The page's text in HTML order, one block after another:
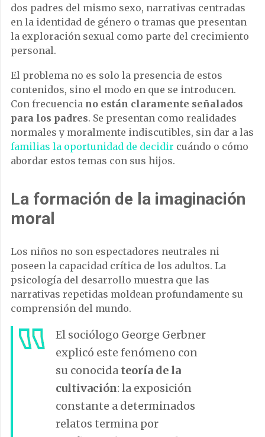
dos padres del mismo sexo, narrativas centradas
en la identidad de género o tramas que presentan
la exploración sexual como parte del crecimiento
personal.
El problema no es solo la presencia de estos
contenidos, sino el modo en que se introducen.
Con frecuencia no están claramente señalados
para los padres. Se presentan como realidades
normales y moralmente indiscutibles, sin dar a las
familias la oportunidad de decidir cuándo o cómo
abordar estos temas con sus hijos.
La formación de la imaginación
moral
Los niños no son espectadores neutrales ni
poseen la capacidad crítica de los adultos. La
psicología del desarrollo muestra que las
narrativas repetidas moldean profundamente su
comprensión del mundo.
El sociólogo George Gerbner
explicó este fenómeno con
su conocida teoría de la
cultivación: la exposición
constante a determinados
relatos termina por